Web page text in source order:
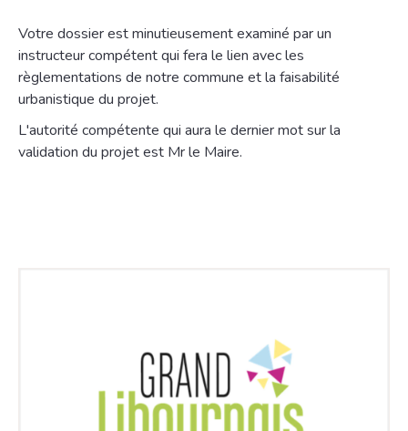
Votre dossier est minutieusement examiné par un
instructeur compétent qui fera le lien avec les
règlementations de notre commune et la faisabilité
urbanistique du projet.
L'autorité compétente qui aura le dernier mot sur la
validation du projet est Mr le Maire.